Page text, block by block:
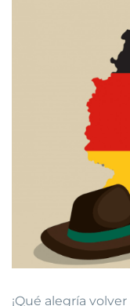
¡Qué alegría